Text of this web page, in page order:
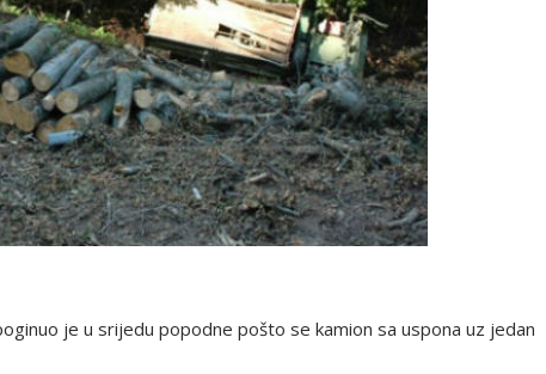
je u srijedu popodne pošto se kamion sa uspona uz jedan